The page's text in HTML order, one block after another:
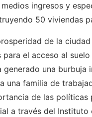
ingresos y
50 viviendas
de la
el acceso al
una
una familia de
de las
a través del Instituto